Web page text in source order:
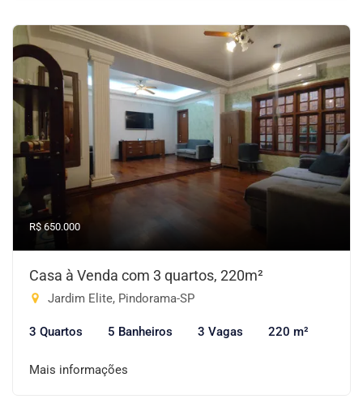
R$ 650.000
Casa à Venda com 3 quartos, 220m²
Jardim Elite, Pindorama-SP
3 Quartos 5 Banheiros 3 Vagas 220 m²
Mais informações